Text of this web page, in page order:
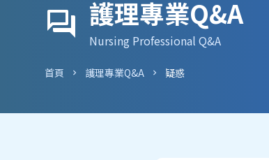
forum 護理專業Q&A
Nursing Professional Q&A
首頁 chevron_right 護理專業Q&A chevron_right 疑惑